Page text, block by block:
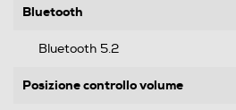
Bluetooth
Bluetooth 5.2
Posizione controllo volume